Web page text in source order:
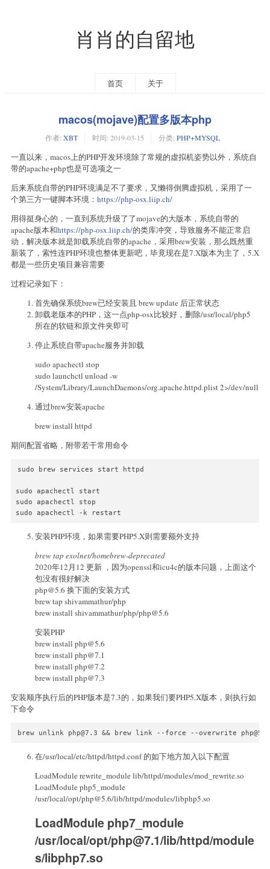
肖肖的自留地
首页 关于
macos(mojave)配置多版本php
作者: XBT 时间: 2019-03-15 分类: PHP+MYSQL
一直以来，macos上的PHP开发环境除了常规的虚拟机姿势以外，系统自
带的apache+php也是可选项之一
后来系统自带的PHP环境满足不了要求，又懒得倒腾虚拟机，采用了一
个第三方一键脚本环境： https://php-osx.liip.ch/
用得挺身心的，一直到系统升级了了mojave的大版本，系统自带的
apache版本和https://php-osx.liip.ch/的类库冲突，导致服务不能正常启
动，解决版本就是卸载系统自带的apache，采用brew安装，那么既然重
新装了，索性连PHP环境也整体更新吧，毕竟现在是7.X版本为主了，5.X
都是一些历史项目兼容需要
过程记录如下：
首先确保系统brew已经安装且 brew update 后正常状态
卸载老版本的PHP，这一点php-osx比较好，删除/usr/local/php5
所在的软链和原文件夹即可
停止系统自带apache服务并卸载
sudo apachectl stop
sudo launchctl unload -w
/System/Library/LaunchDaemons/org.apache.httpd.plist 2>/dev/null
通过brew安装apache
brew install httpd
期间配置省略，附带若干常用命令
sudo brew services start httpd
sudo apachectl start
sudo apachectl stop
安装PHP环境，如果需要PHP5.X则需要额外支持
brew tap exolnet/homebrew-deprecated
2020年12月12 更新 ，因为openssl和icu4c的版本问题，上面这个
包没有很好解决
php@5.6 换下面的安装方式
brew tap shivammathur/php
brew install shivammathur/php/php@5.6
安装PHP
brew install php@5.6
brew install php@7.1
brew install php@7.2
brew install php@7.3
安装顺序执行后的PHP版本是7.3的，如果我们要PHP5.X版本，则执行如
下命令
brew unlink php@7.3 && brew link --force --overwrite php@5.6
在/usr/local/etc/httpd/httpd.conf 的如下地方加入以下配置
LoadModule rewrite_module lib/httpd/modules/mod_rewrite.so
LoadModule php5_module
/usr/local/opt/php@5.6/lib/httpd/modules/libphp5.so
LoadModule php7_module
/usr/local/opt/php@7.1/lib/httpd/module
s/libphp7.so